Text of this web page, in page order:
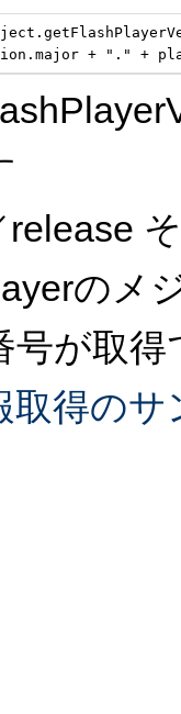
+ "." +
release
のメ
号が取
取得のサ